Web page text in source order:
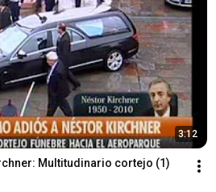
3:12
Multitudinario cortejo (1)